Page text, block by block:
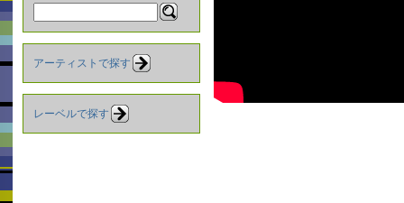
アーティストで探す
レーベルで探す